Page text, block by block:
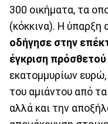
300 οικήματα, τα
(κόκκινα). Η ύπαρξη
οδήγησε στην
έγκριση
εκατομμυρίων
του αμιάντου από
αλλά και την